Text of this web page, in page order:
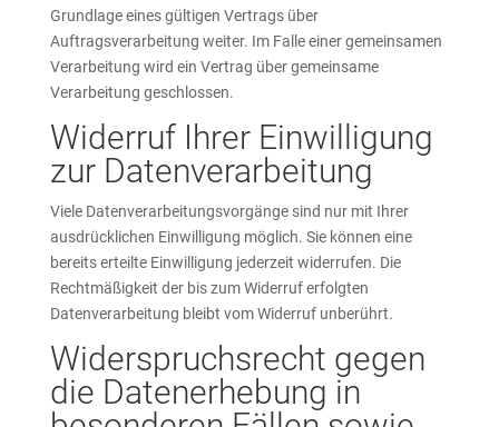
Grundlage eines gültigen Vertrags über
Auftragsverarbeitung weiter. Im Falle einer gemeinsamen
Verarbeitung wird ein Vertrag über gemeinsame
Verarbeitung geschlossen.
Widerruf Ihrer Einwilligung
zur Datenverarbeitung
Viele Datenverarbeitungsvorgänge sind nur mit Ihrer
ausdrücklichen Einwilligung möglich. Sie können eine
bereits erteilte Einwilligung jederzeit widerrufen. Die
Rechtmäßigkeit der bis zum Widerruf erfolgten
Datenverarbeitung bleibt vom Widerruf unberührt.
Widerspruchsrecht gegen
die Datenerhebung in